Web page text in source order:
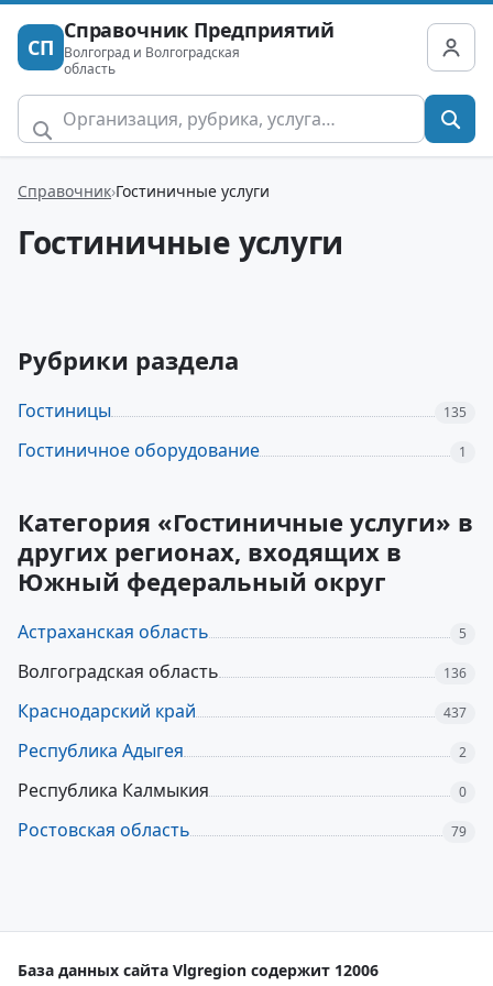
СП
Справочник Предприятий
Волгоград и Волгоградская
область
Справочник Гостиничные услуги
Гостиничные услуги
Рубрики раздела
Гостиницы 135
Гостиничное оборудование 1
Категория «Гостиничные услуги» в
других регионах, входящих в
Южный федеральный округ
Астраханская область 5
Волгоградская область 136
Краснодарский край 437
Республика Адыгея 2
Республика Калмыкия 0
Ростовская область 79
База данных сайта Vlgregion содержит 12006